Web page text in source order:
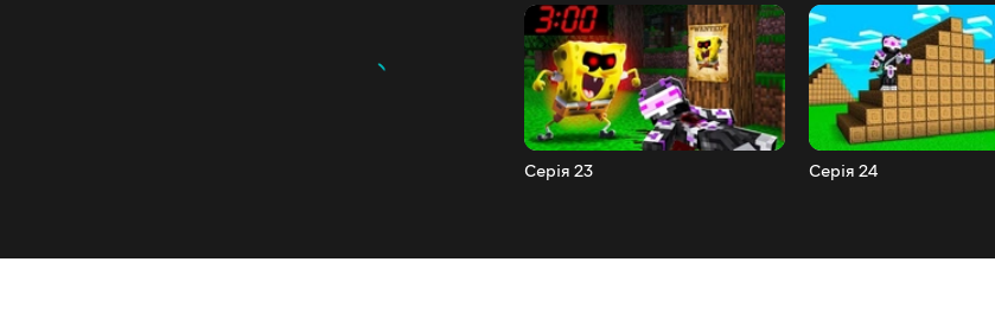
Серія 23 Серія 24